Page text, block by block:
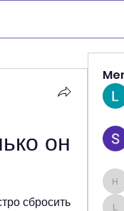
он
сбросить